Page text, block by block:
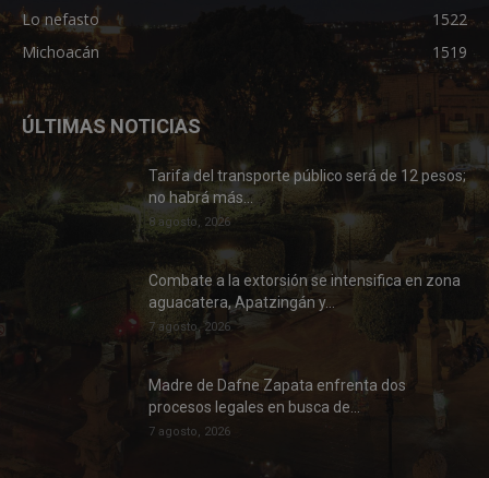
Lo nefasto
1522
Michoacán
1519
ÚLTIMAS NOTICIAS
Tarifa del transporte público será de 12 pesos;
no habrá más...
8 agosto, 2026
Combate a la extorsión se intensifica en zona
aguacatera, Apatzingán y...
7 agosto, 2026
Madre de Dafne Zapata enfrenta dos
procesos legales en busca de...
7 agosto, 2026